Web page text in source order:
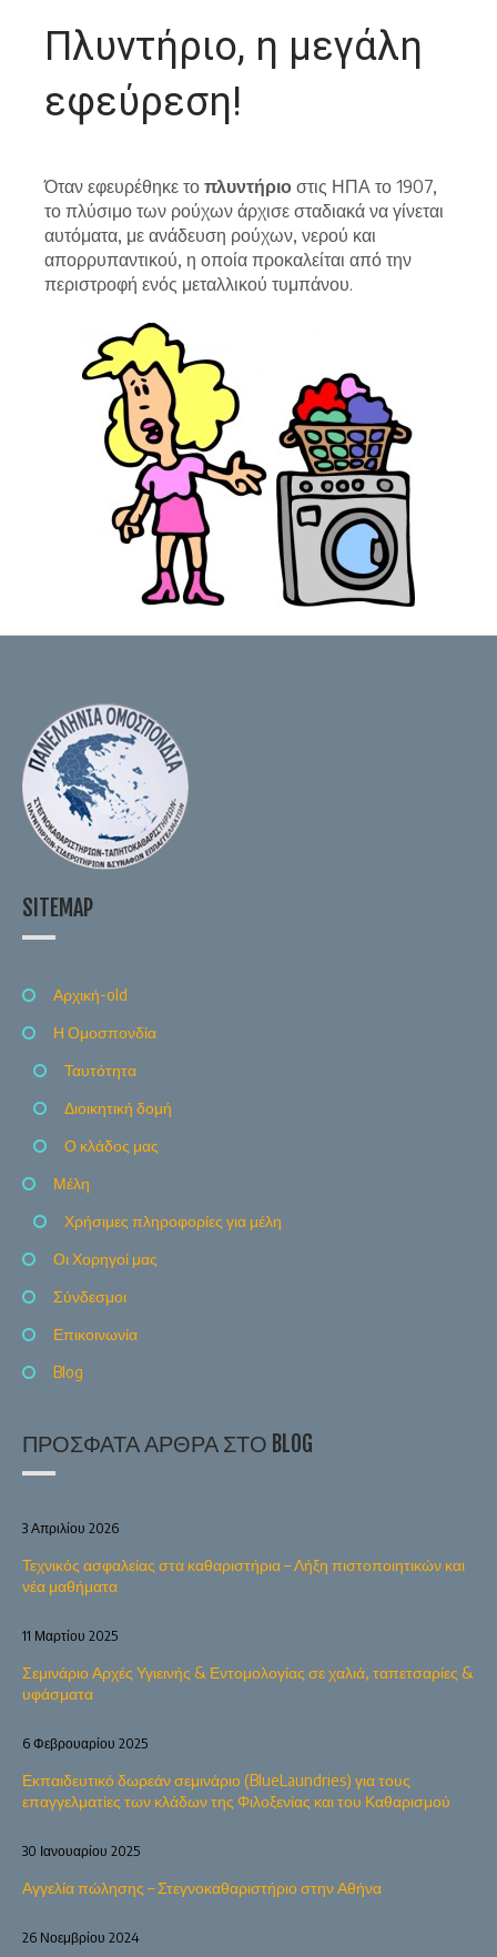
Πλυντήριο, η μεγάλη
εφεύρεση!
Όταν εφευρέθηκε το πλυντήριο στις ΗΠΑ το 1907,
το πλύσιμο των ρούχων άρχισε σταδιακά να γίνεται
αυτόματα, με ανάδευση ρούχων, νερού και
απορρυπαντικού, η οποία προκαλείται από την
περιστροφή ενός μεταλλικού τυμπάνου.
SITEMAP
Αρχική-old
Η Ομοσπονδία
Ταυτότητα
Διοικητική δομή
Ο κλάδος μας
Μέλη
Χρήσιμες πληροφορίες για μέλη
Οι Χορηγοί μας
Σύνδεσμοι
Επικοινωνία
Blog
ΠΡΌΣΦΑΤΑ ΆΡΘΡΑ ΣΤΟ BLOG
Τεχνικός ασφαλείας στα καθαριστήρια – Λήξη πιστοποιητικών και
νέα μαθήματα
3 Απριλίου 2026
Σεμινάριο Αρχές Υγιεινής & Εντομολογίας σε χαλιά, ταπετσαρίες &
υφάσματα
11 Μαρτίου 2025
Εκπαιδευτικό δωρεάν σεμινάριο (BlueLaundries) για τους
επαγγελματίες των κλάδων της Φιλοξενίας και του Καθαρισμού
6 Φεβρουαρίου 2025
Αγγελία πώλησης – Στεγνοκαθαριστήριο στην Αθήνα
30 Ιανουαρίου 2025
26 Νοεμβρίου 2024